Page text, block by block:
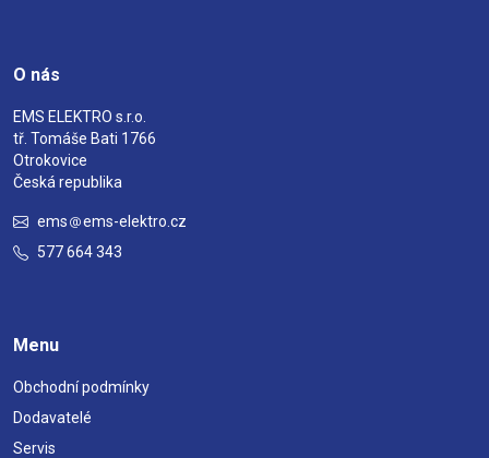
O nás
EMS ELEKTRO s.r.o.
tř. Tomáše Bati 1766
Otrokovice
Česká republika
ems
ems-elektro.cz
577 664 343
Menu
Obchodní podmínky
Dodavatelé
Servis